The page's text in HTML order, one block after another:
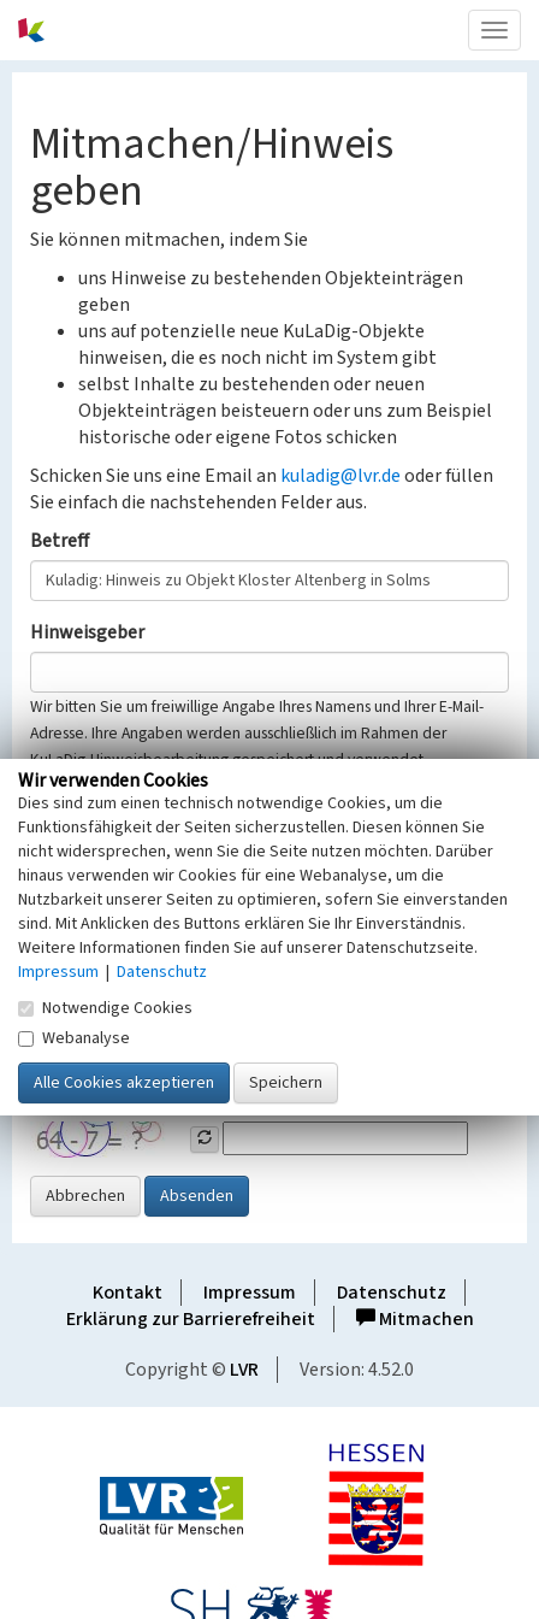
Mitmachen/Hinweis
geben
Sie können mitmachen, indem Sie
uns Hinweise zu bestehenden Objekteinträgen
geben
uns auf potenzielle neue KuLaDig-Objekte
hinweisen, die es noch nicht im System gibt
selbst Inhalte zu bestehenden oder neuen
Objekteinträgen beisteuern oder uns zum Beispiel
historische oder eigene Fotos schicken
Schicken Sie uns eine Email an kuladig@lvr.deoder füllen
Sie einfach die nachstehenden Felder aus.
Betreff
Hinweisgeber
Wir bitten Sie um freiwillige Angabe Ihres Namens und Ihrer E-Mail-
Adresse. Ihre Angaben werden ausschließlich im Rahmen der
KuLaDig-Hinweisbearbeitung gespeichert und verwendet.
Selbstverständlich werden diese entsprechend der Vorschriften des
Telemediengesetzes, des Datenschutzgesetzes NRW und der seit
dem 25.05.2018 gültigen Europäischen Datenschutzgrundverordnung
(EU-DSGVO) vertraulich behandelt, beachten Sie bitte unsere
Hinweise zumDatenschutz
Nachricht
SicherheitsabfrageTragen Sie unten das Rechenergebnis aus der
Grafik ein
Abbrechen Absenden
Kontakt Impressum
Datenschutz
Erklärung zur Barrierefreiheit
Mitmachen
Copyright © LVR Version: 4.52.0
Wir verwenden Cookies
Dies sind zum einen technisch notwendige Cookies, um die
Funktionsfähigkeit der Seiten sicherzustellen. Diesen können Sie
nicht widersprechen, wenn Sie die Seite nutzen möchten. Darüber
hinaus verwenden wir Cookies für eine Webanalyse, um die
Nutzbarkeit unserer Seiten zu optimieren, sofern Sie einverstanden
sind. Mit Anklicken des Buttons erklären Sie Ihr Einverständnis.
Weitere Informationen finden Sie auf unserer Datenschutzseite.
Impressum | Datenschutz
Notwendige Cookies
Webanalyse